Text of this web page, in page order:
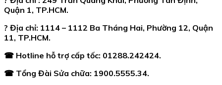
Quận 1, TP.HCM.
? Địa chỉ: 1114 – 1112 Ba Tháng Hai, Phường 12, Quận
11, TP.HCM.
☎ Hotline hỗ trợ cấp tốc: 01288.242424.
☎ Tổng Đài Sửa chữa: 1900.5555.34.